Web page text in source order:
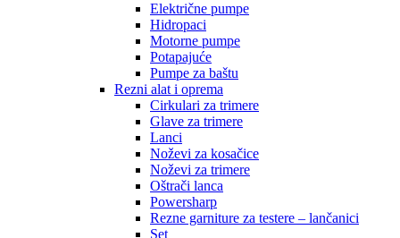
Električne pumpe
Hidropaci
Motorne pumpe
Potapajuće
Pumpe za baštu
Rezni alat i oprema
Cirkulari za trimere
Glave za trimere
Lanci
Noževi za kosačice
Noževi za trimere
Oštrači lanca
Powersharp
Rezne garniture za testere – lančanici
Set